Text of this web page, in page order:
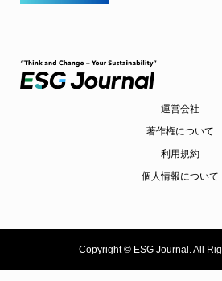
運営会社
著作権について
利用規約
個人情報について
Copyright ©ESG Journal. All